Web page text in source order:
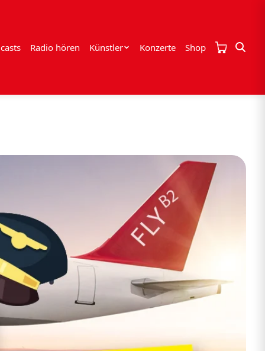
Radio hören Künstler Konzerte Shop